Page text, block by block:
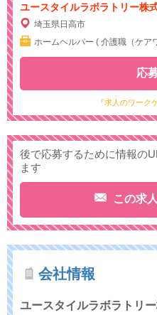
ユースタイルラボラトリー株
埼玉県日高市
ホームヘルパー ( 介護職（ケア
『求人のワーク
応
後で応募するために情報の
ます
この求
会社情報
ユースタイルラボラトリ